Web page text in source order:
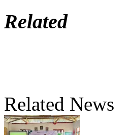
Related
Related News